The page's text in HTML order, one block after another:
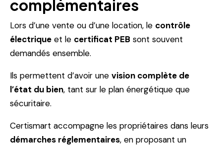
complémentaires
Lors d’une vente ou d’une location, le contrôle
électrique et le certificat PEB sont souvent
demandés ensemble.
Ils permettent d’avoir une vision complète de
l’état du bien, tant sur le plan énergétique que
sécuritaire.
Certismart accompagne les propriétaires dans leurs
démarches réglementaires, en proposant un